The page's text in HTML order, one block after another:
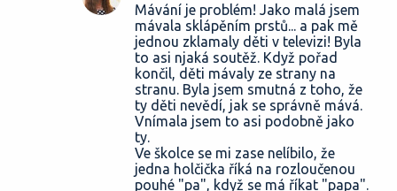
Mávání je problém! Jako malá jsem
mávala sklápěním prstů... a pak mě
jednou zklamaly děti v televizi! Byla
to asi njaká soutěž. Když pořad
končil, děti mávaly ze strany na
stranu. Byla jsem smutná z toho, že
ty děti nevědí, jak se správně mává.
Vnímala jsem to asi podobně jako
ty.
Ve školce se mi zase nelíbilo, že
jedna holčička říká na rozloučenou
pouhé "pa", když se má říkat "papa".